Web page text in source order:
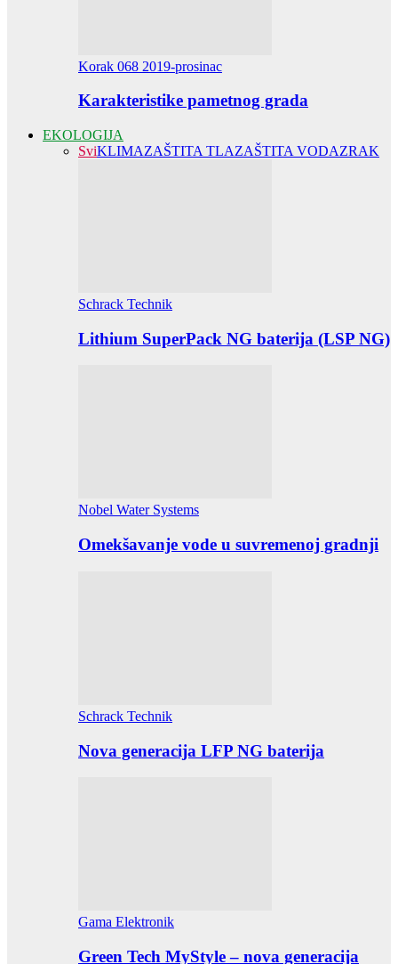
Korak 068 2019-prosinac
Karakteristike pametnog grada
EKOLOGIJA
SviKLIMAZAŠTITA TLAZAŠTITA VODAZRAK
Schrack Technik
Lithium SuperPack NG baterija (LSP NG)
Nobel Water Systems
Omekšavanje vode u suvremenoj gradnji
Schrack Technik
Nova generacija LFP NG baterija
Gama Elektronik
Green Tech MyStyle – nova generacija